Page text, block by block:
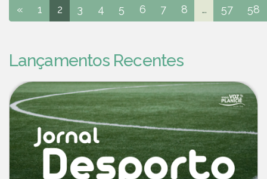
« 1 2 3 4 5 6 7 8 ... 57 58
Lançamentos Recentes